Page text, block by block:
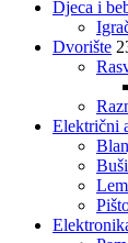
Djeca i
Dvorište
Električni